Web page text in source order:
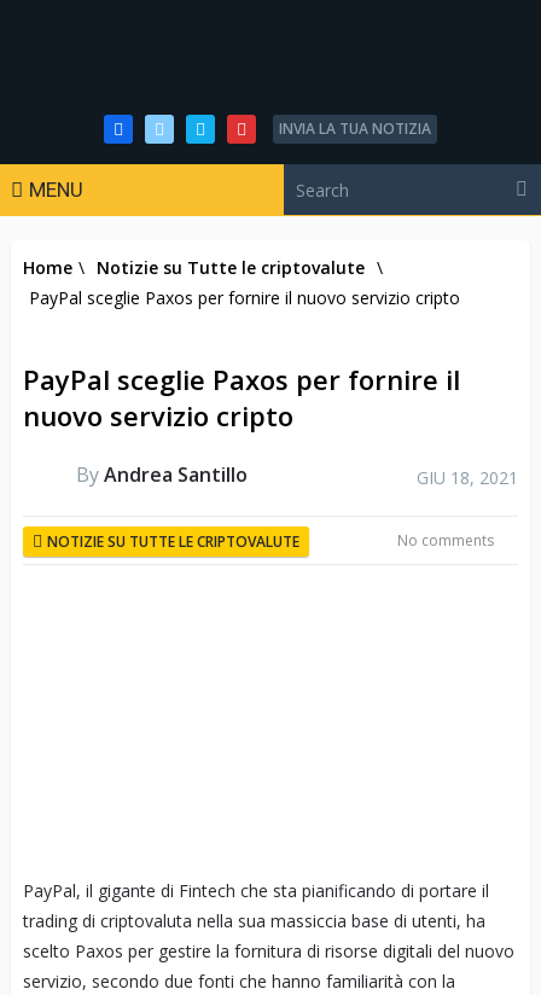
INVIA LA TUA NOTIZIA
MENU
Home \ Notizie su Tutte le criptovalute \
PayPal sceglie Paxos per fornire il nuovo servizio cripto
PayPal sceglie Paxos per fornire il
nuovo servizio cripto
ByAndrea Santillo GIU 18, 2021
NOTIZIE SU TUTTE LE CRIPTOVALUTE No comments
PayPal, il gigante di Fintech che sta pianificando di portare il
trading di criptovaluta nella sua massiccia base di utenti, ha
scelto Paxos per gestire la fornitura di risorse digitali del nuovo
servizio, secondo due fonti che hanno familiarità con la